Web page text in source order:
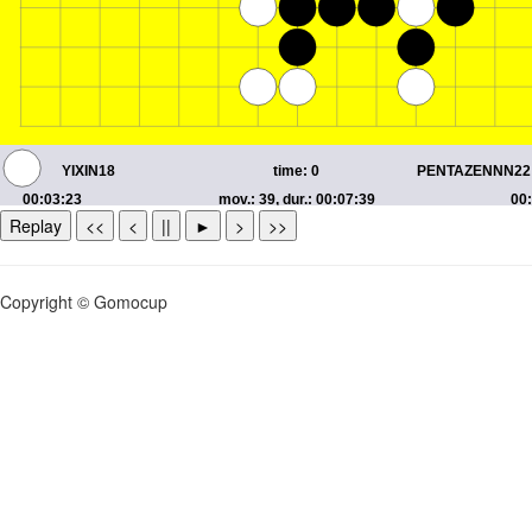
Replay << < || ► > >>
Copyright © Gomocup